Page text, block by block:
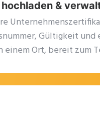
&
Gültigkeit
einem Ort, bereit zum